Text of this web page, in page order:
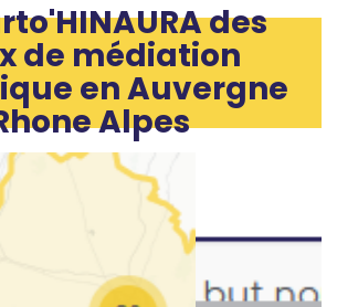
des
de médiation
en Auvergne
Alpes